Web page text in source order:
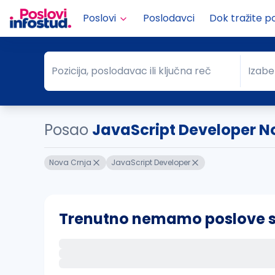
Poslovi Poslodavci Dok tražite
Pozicija, poslodavac ili ključna reč
Pozicija, poslodavac ili ključna reč Grad
Posao JavaScript Developer
Nova Crnja JavaScript Developer
Trenutno nemamo poslove